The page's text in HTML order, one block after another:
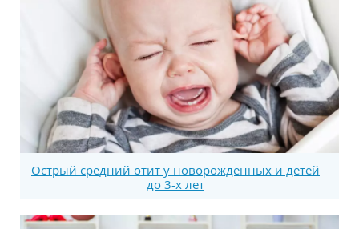
Острый средний отит у новорожденных и детей
до 3-х лет